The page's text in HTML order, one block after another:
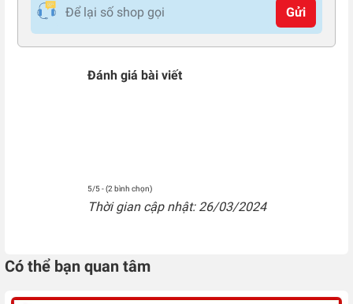
Gửi
Đánh giá bài viết
5/5 - (2 bình chọn)
Thời gian cập nhật: 26/03/2024
Có thể bạn quan tâm